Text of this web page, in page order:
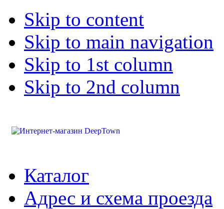
Skip to content
Skip to main navigation
Skip to 1st column
Skip to 2nd column
Каталог
Адрес и схема проезда